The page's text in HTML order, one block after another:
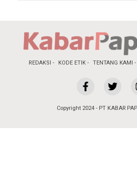
REDAKSI KODE ETIK TENTANG KAMI
Copyright 2024 - PT KABAR